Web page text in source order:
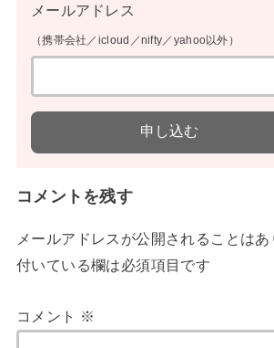
メールアドレス
（携帯会社／icloud／nifty／yahoo以外）
コメントを残す
メールアドレスが公開されることはあ
付いている欄は必須項目です
コメント ※